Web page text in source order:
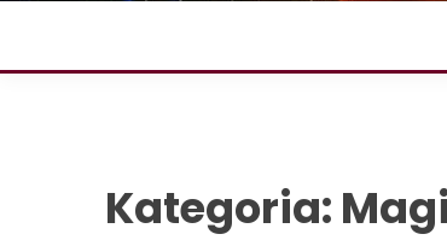
Kategoria: